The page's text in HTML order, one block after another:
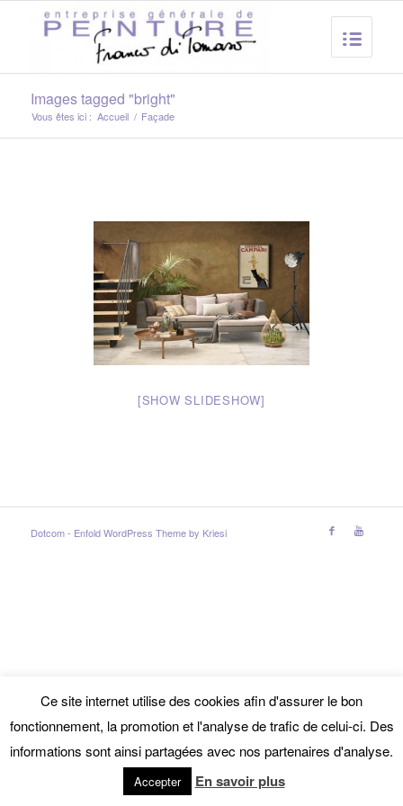
Images tagged "bright"
Vous êtes ici : Accueil / Façade
[SHOW SLIDESHOW]
Dotcom - Enfold WordPress Theme by Kriesi
Ce site internet utilise des cookies afin d'assurer le bon
fonctionnement, la promotion et l'analyse de trafic de celui-ci. Des
informations sont ainsi partagées avec nos partenaires d'analyse.
Accepter En savoir plus